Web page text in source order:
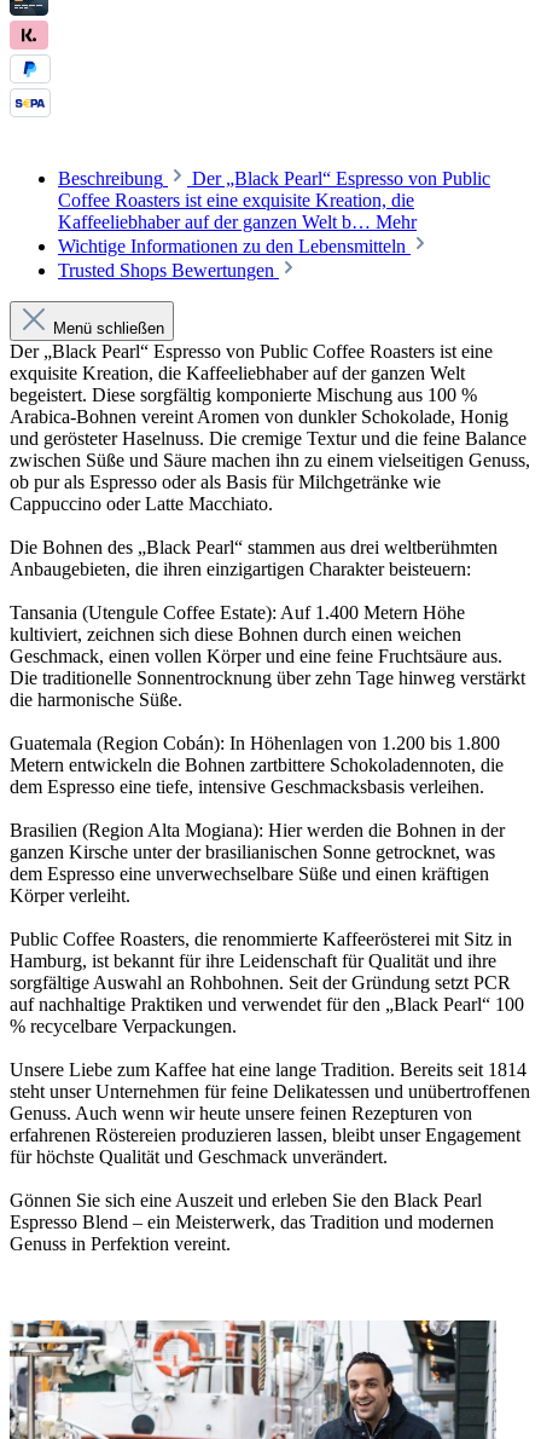
Beschreibung
Der „Black Pearl“ Espresso von Public
Coffee Roasters ist eine exquisite Kreation, die
Kaffeeliebhaber auf der ganzen Welt b… Mehr
Wichtige Informationen zu den Lebensmitteln
Trusted Shops Bewertungen
Menü schließen
Der „Black Pearl“ Espresso von Public Coffee Roasters ist eine
exquisite Kreation, die Kaffeeliebhaber auf der ganzen Welt
begeistert. Diese sorgfältig komponierte Mischung aus 100 %
Arabica-Bohnen vereint Aromen von dunkler Schokolade, Honig
und gerösteter Haselnuss. Die cremige Textur und die feine Balance
zwischen Süße und Säure machen ihn zu einem vielseitigen Genuss,
ob pur als Espresso oder als Basis für Milchgetränke wie
Cappuccino oder Latte Macchiato.
Die Bohnen des „Black Pearl“ stammen aus drei weltberühmten
Anbaugebieten, die ihren einzigartigen Charakter beisteuern:
Tansania (Utengule Coffee Estate): Auf 1.400 Metern Höhe
kultiviert, zeichnen sich diese Bohnen durch einen weichen
Geschmack, einen vollen Körper und eine feine Fruchtsäure aus.
Die traditionelle Sonnentrocknung über zehn Tage hinweg verstärkt
die harmonische Süße.
Guatemala (Region Cobán): In Höhenlagen von 1.200 bis 1.800
Metern entwickeln die Bohnen zartbittere Schokoladennoten, die
dem Espresso eine tiefe, intensive Geschmacksbasis verleihen.
Brasilien (Region Alta Mogiana): Hier werden die Bohnen in der
ganzen Kirsche unter der brasilianischen Sonne getrocknet, was
dem Espresso eine unverwechselbare Süße und einen kräftigen
Körper verleiht.
Public Coffee Roasters, die renommierte Kaffeerösterei mit Sitz in
Hamburg, ist bekannt für ihre Leidenschaft für Qualität und ihre
sorgfältige Auswahl an Rohbohnen. Seit der Gründung setzt PCR
auf nachhaltige Praktiken und verwendet für den „Black Pearl“ 100
% recycelbare Verpackungen.
Unsere Liebe zum Kaffee hat eine lange Tradition. Bereits seit 1814
steht unser Unternehmen für feine Delikatessen und unübertroffenen
Genuss. Auch wenn wir heute unsere feinen Rezepturen von
erfahrenen Röstereien produzieren lassen, bleibt unser Engagement
für höchste Qualität und Geschmack unverändert.
Gönnen Sie sich eine Auszeit und erleben Sie den Black Pearl
Espresso Blend – ein Meisterwerk, das Tradition und modernen
Genuss in Perfektion vereint.